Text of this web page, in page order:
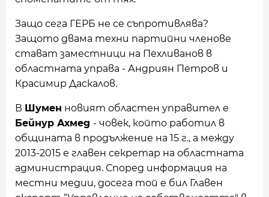
Защо сега ГЕРБ не се съпротивлява?
Защото двама техни партийни членове
стават заместници на Пехливанов в
областната управа - Андриян Петров и
Красимир Даскалов.
В Шумен новият областен управител е
Бейнур Ахмед - човек, който работил в
общината в продължение на 15 г., а между
2013-2015 е главен секретар на областната
администрация. Според информация на
местни медии, досега той е бил Главен